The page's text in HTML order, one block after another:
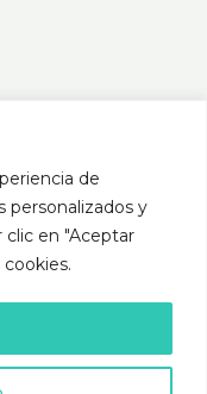
de
personalizados y
clic en "Aceptar
Digital ZGZ